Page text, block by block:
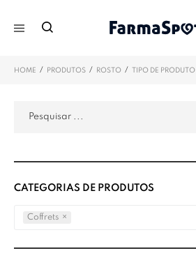
HOME / PRODUTOS / ROSTO / TIPO DE PRODUTO
CATEGORIAS DE PRODUTOS
Coffrets ×